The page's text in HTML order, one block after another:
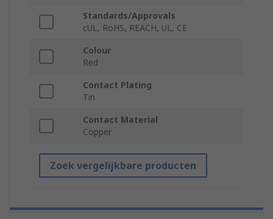
Standards/Approvals
cUL, RoHS, REACH, UL, CE
Colour
Red
Contact Plating
Tin
Contact Material
Copper
Zoek vergelijkbare producten